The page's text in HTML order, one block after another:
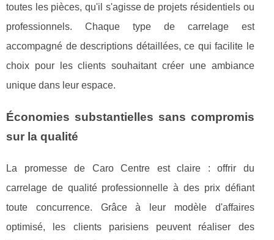
toutes les pièces, qu'il s'agisse de projets résidentiels ou
professionnels. Chaque type de carrelage est
accompagné de descriptions détaillées, ce qui facilite le
choix pour les clients souhaitant créer une ambiance
unique dans leur espace.
Économies substantielles sans compromis
sur la qualité
La promesse de Caro Centre est claire : offrir du
carrelage de qualité professionnelle à des prix défiant
toute concurrence. Grâce à leur modèle d'affaires
optimisé, les clients parisiens peuvent réaliser des